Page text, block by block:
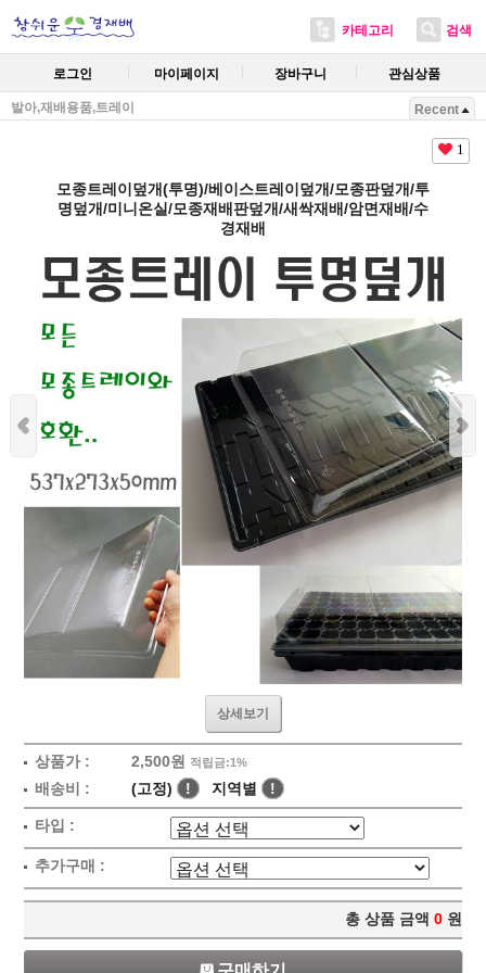
카테고리 검색
로그인 마이페이지 장바구니 관심상품
발아,재배용품,트레이 Recent
1
모종트레이덮개(투명)/베이스트레이덮개/모종판덮개/투
명덮개/미니온실/모종재배판덮개/새싹재배/암면재배/수
경재배
상세보기
상품가 : 2,500원 적립금:1%
배송비 : (고정) ! 지역별 !
타입 :
추가구매 :
총 상품 금액 0 원